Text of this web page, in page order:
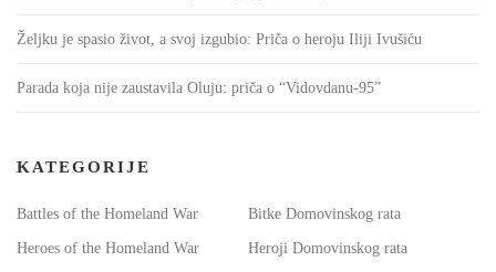
Željku je spasio život, a svoj izgubio: Priča o heroju Iliji Ivušiću
Parada koja nije zaustavila Oluju: priča o “Vidovdanu-95”
KATEGORIJE
Battles of the Homeland War Bitke Domovinskog rata
Heroes of the Homeland War Heroji Domovinskog rata